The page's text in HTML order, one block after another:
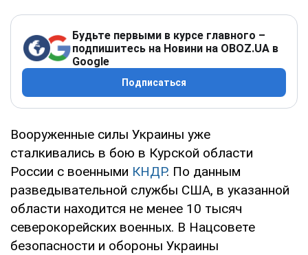
Будьте первыми в курсе главного –
подпишитесь на Новини на OBOZ.UA в
Google
Подписаться
Вооруженные силы Украины уже
сталкивались в бою в Курской области
России с военными КНДР. По данным
разведывательной службы США, в указанной
области находится не менее 10 тысяч
северокорейских военных. В Нацсовете
безопасности и обороны Украины